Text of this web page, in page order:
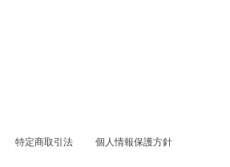
個人情報保護方針
特定商取引法